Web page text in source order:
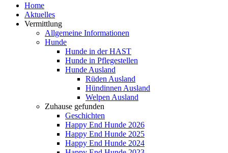
Home
Aktuelles
Vermittlung
Allgemeine Informationen
Hunde
Hunde in der HAST
Hunde in Pflegestellen
Hunde Ausland
Rüden Ausland
Hündinnen Ausland
Welpen Ausland
Zuhause gefunden
Geschichten
Happy End Hunde 2026
Happy End Hunde 2025
Happy End Hunde 2024